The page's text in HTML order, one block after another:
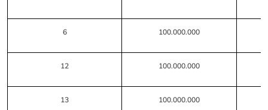
6 100.000.000
12 100.000.000
13 100.000.000